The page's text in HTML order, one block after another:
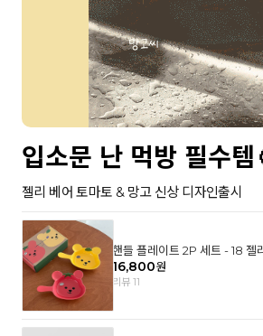
입소문 난 먹방 필수템
젤리 베어 토마토 & 망고 신상 디자인출시
핸들 플레이트 2P 세트 - 18 젤
& 망고
16,800원
리뷰 11